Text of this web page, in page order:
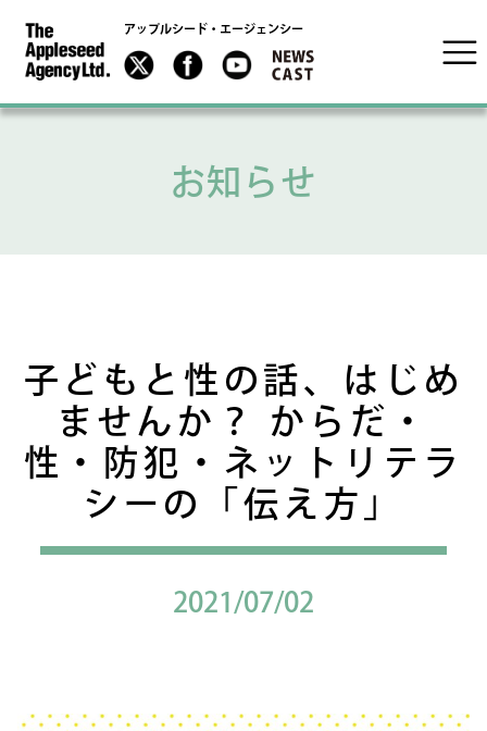
アップルシード・エージェンシー
お知らせ
子どもと性の話、はじめ
ませんか？ からだ・
性・防犯・ネットリテラ
シーの「伝え方」
2021/07/02